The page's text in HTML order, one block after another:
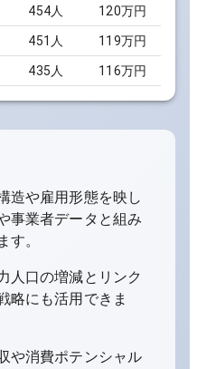
454人 120万円
451 人 119万円
435 人 116万円
造や雇用形態を映し
事業者データと組み
す。
人口の増減とリンク
略にも活用できま
や消費ポテンシャル